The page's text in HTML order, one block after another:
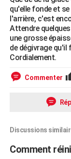
qu'elle fonde et
l'arrière, c'est
Attendre
une grosse
de dégivrage
Cordialement.
Commenter
Discussions
Comment